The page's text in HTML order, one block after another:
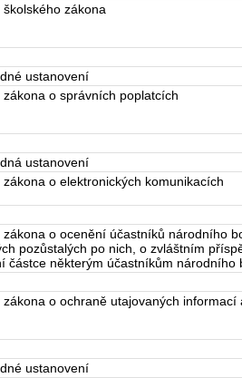
zákona
ustanovení
zákona o správních poplatcích
ustanovení
o elektronických komunikacích
zákona o ocenění účastníků národního
pozůstalých po nich, o zvláštním
částce některým účastníkům
zákona o ochraně utajovaných
ustanovení